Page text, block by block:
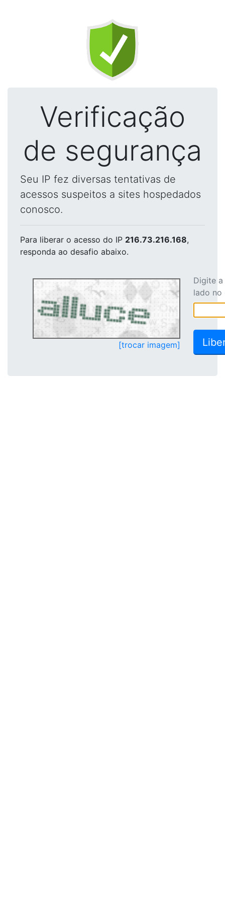
Verificação
de segurança
Seu IP fez diversas tentativas de
acessos suspeitos a sites hospedados
conosco.
Para liberar o acesso do IP 216.73.216.168,
responda ao desafio abaixo.
[trocar imagem]
Digite
lado no